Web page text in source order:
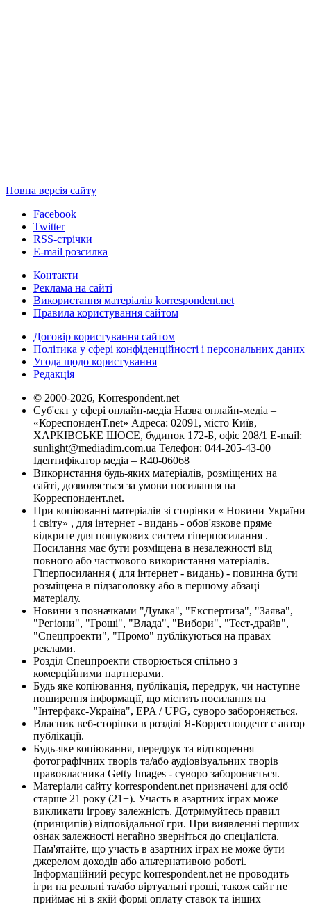
Повна версія сайту
Facebook
Twitter
RSS-стрічки
E-mail розсилка
Контакти
Реклама на сайті
Використання матеріалів korrespondent.net
Правила користування сайтом
Договір користування сайтом
Політика у сфері конфіденційності і персональних даних
Угода щодо користування
Редакція
© 2000-2026, Korrespondent.net
Суб'єкт у сфері онлайн-медіа Назва онлайн-медіа –
«КореспонденТ.net» Адреса: 02091, місто Київ,
ХАРКІВСЬКЕ ШОСЕ, будинок 172-Б, офіс 208/1 E-mail:
sunlight@mediadim.com.ua Телефон: 044-205-43-00
Ідентифікатор медіа – R40-06068
Використання будь-яких матеріалів, розміщених на
сайті, дозволяється за умови посилання на
Корреспондент.net.
При копіюванні матеріалів зі сторінки « Новини України
і світу» , для інтернет - видань - обов'язкове пряме
відкрите для пошукових систем гіперпосилання .
Посилання має бути розміщена в незалежності від
повного або часткового використання матеріалів.
Гіперпосилання ( для інтернет - видань) - повинна бути
розміщена в підзаголовку або в першому абзаці
матеріалу.
Новини з позначками "Думка", "Експертиза", "Заява",
"Регіони", "Гроші", "Влада", "Вибори", "Тест-драйв",
"Спецпроекти", "Промо" публікуються на правах
реклами.
Розділ Спецпроекти створюється спільно з
комерційними партнерами.
Будь яке копіювання, публікація, передрук, чи наступне
поширення інформації, що містить посилання на
"Інтерфакс-Україна", EPA / UPG, суворо забороняється.
Власник веб-сторінки в розділі Я-Корреспондент є автор
публікації.
Будь-яке копіювання, передрук та відтворення
фотографічних творів та/або аудіовізуальних творів
правовласника Getty Images - суворо забороняється.
Матеріали сайту korrespondent.net призначені для осіб
старше 21 року (21+). Участь в азартних іграх може
викликати ігрову залежність. Дотримуйтесь правил
(принципів) відповідальної гри. При виявленні перших
ознак залежності негайно зверніться до спеціаліста.
Пам'ятайте, що участь в азартних іграх не може бути
джерелом доходів або альтернативою роботі.
Інформаційний ресурс korrespondent.net не проводить
ігри на реальні та/або віртуальні гроші, також сайт не
приймає ні в якій формі оплату ставок та інших